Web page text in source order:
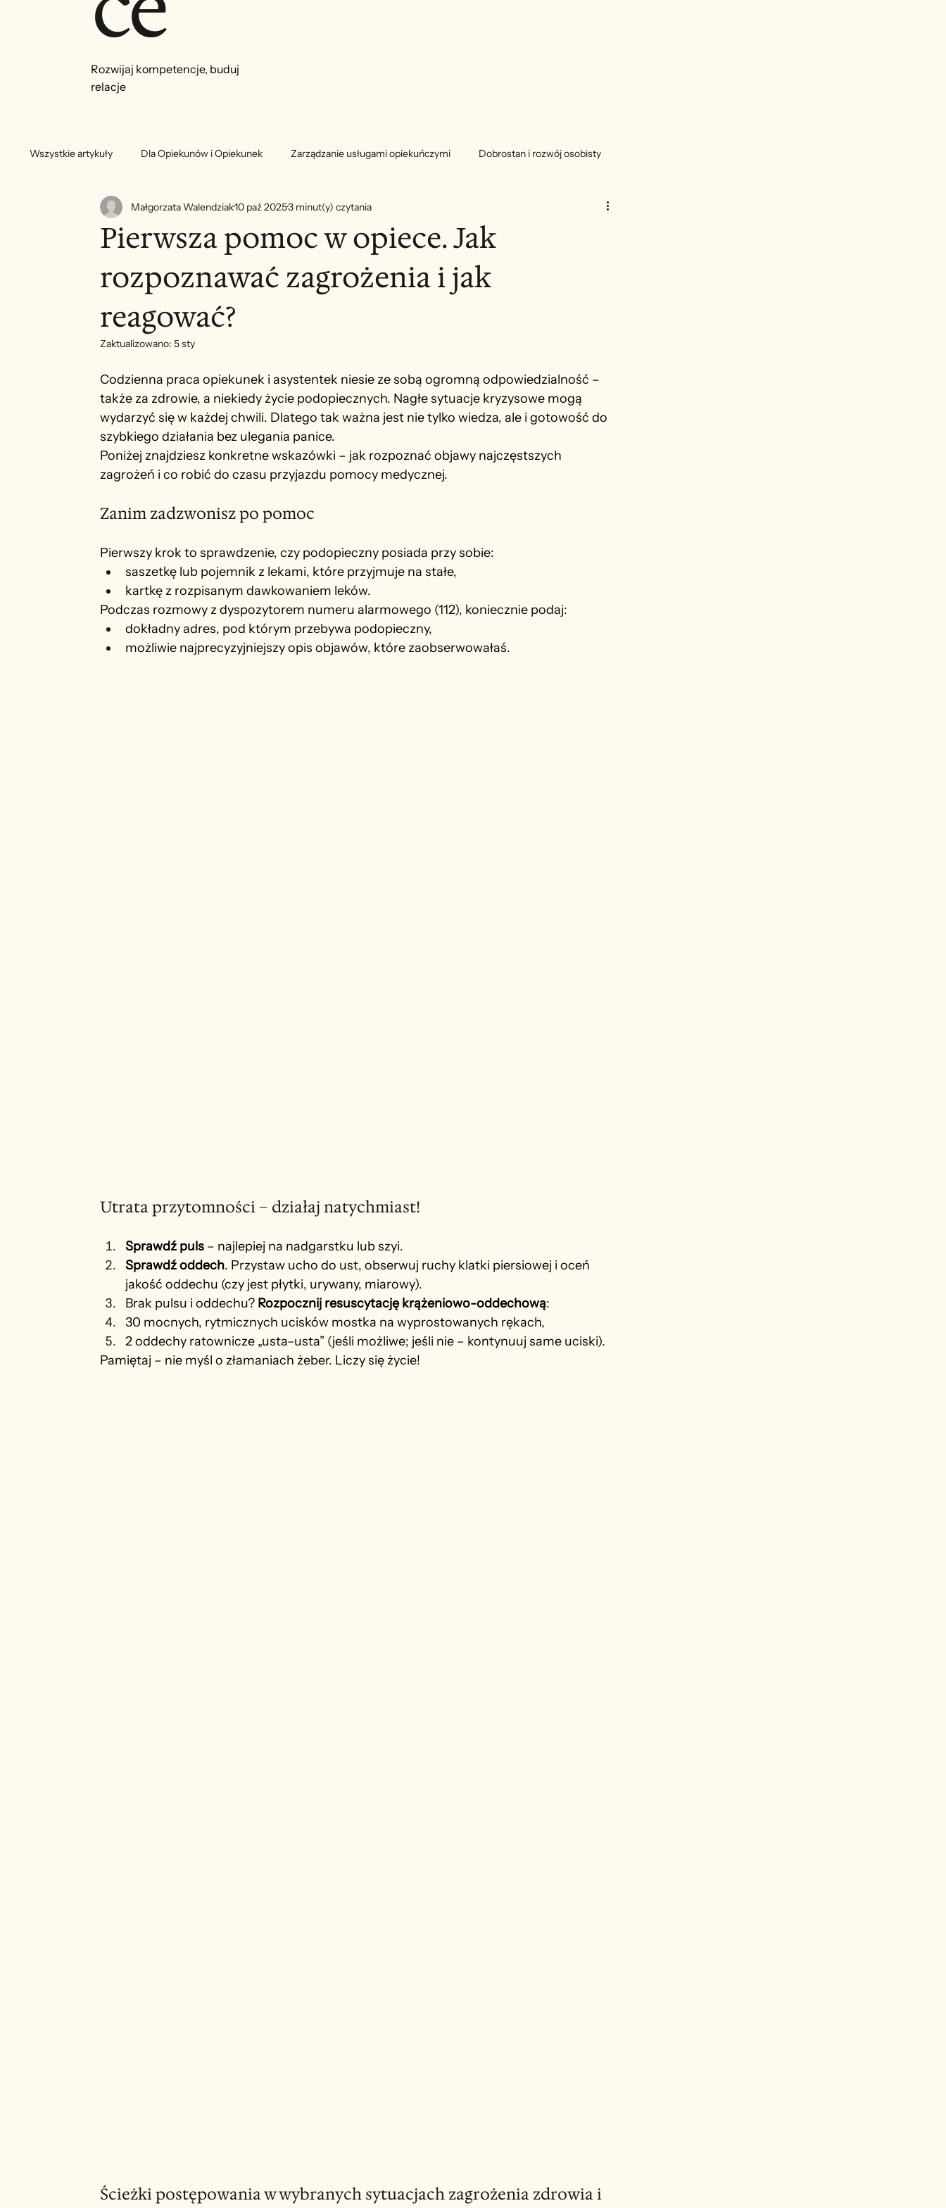
Rozwijaj kompetencje, buduj
relacje
Wszystkie artykuły Dla Opiekunów i Opiekunek Zarządzanie usługami opiekuńczymi Dobrostan i rozwój osobisty
Pierwsza pomoc w opiece. Jak
rozpoznawać zagrożenia i jak
reagować?
Małgorzata Walendziak10 paź 20253 minut(y) czytania
Zaktualizowano: 5 sty
Codzienna praca opiekunek i asystentek niesie ze sobą ogromną odpowiedzialność –
także za zdrowie, a niekiedy życie podopiecznych. Nagłe sytuacje kryzysowe mogą
wydarzyć się w każdej chwili. Dlatego tak ważna jest nie tylko wiedza, ale i gotowość do
szybkiego działania bez ulegania panice.
Poniżej znajdziesz konkretne wskazówki – jak rozpoznać objawy najczęstszych
zagrożeń i co robić do czasu przyjazdu pomocy medycznej.
Zanim zadzwonisz po pomoc
Pierwszy krok to sprawdzenie, czy podopieczny posiada przy sobie:
saszetkę lub pojemnik z lekami, które przyjmuje na stałe,
kartkę z rozpisanym dawkowaniem leków.
Podczas rozmowy z dyspozytorem numeru alarmowego (112), koniecznie podaj:
dokładny adres, pod którym przebywa podopieczny,
możliwie najprecyzyjniejszy opis objawów, które zaobserwowałaś.
Utrata przytomności – działaj natychmiast!
Sprawdź puls – najlepiej na nadgarstku lub szyi.
Sprawdź oddech. Przystaw ucho do ust, obserwuj ruchy klatki piersiowej i oceń
jakość oddechu (czy jest płytki, urywany, miarowy).
Brak pulsu i oddechu? Rozpocznij resuscytację krążeniowo-oddechową:
30 mocnych, rytmicznych ucisków mostka na wyprostowanych rękach,
2 oddechy ratownicze „usta–usta” (jeśli możliwe; jeśli nie – kontynuuj same uciski).
Pamiętaj – nie myśl o złamaniach żeber. Liczy się życie!
Ścieżki postępowania w wybranych sytuacjach zagrożenia zdrowia i